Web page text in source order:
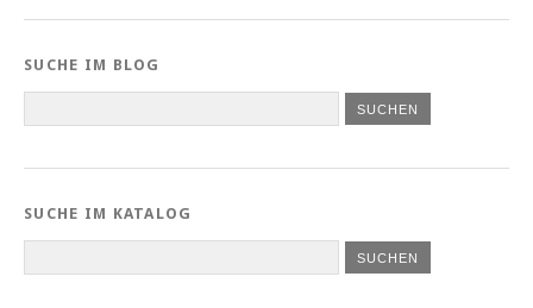
SUCHE IM BLOG
SUCHE IM KATALOG
SUCHEN